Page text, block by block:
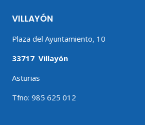
VILLAYÓN
Plaza del Ayuntamiento, 10
33717 Villayón
Asturias
Tfno: 985 625 012